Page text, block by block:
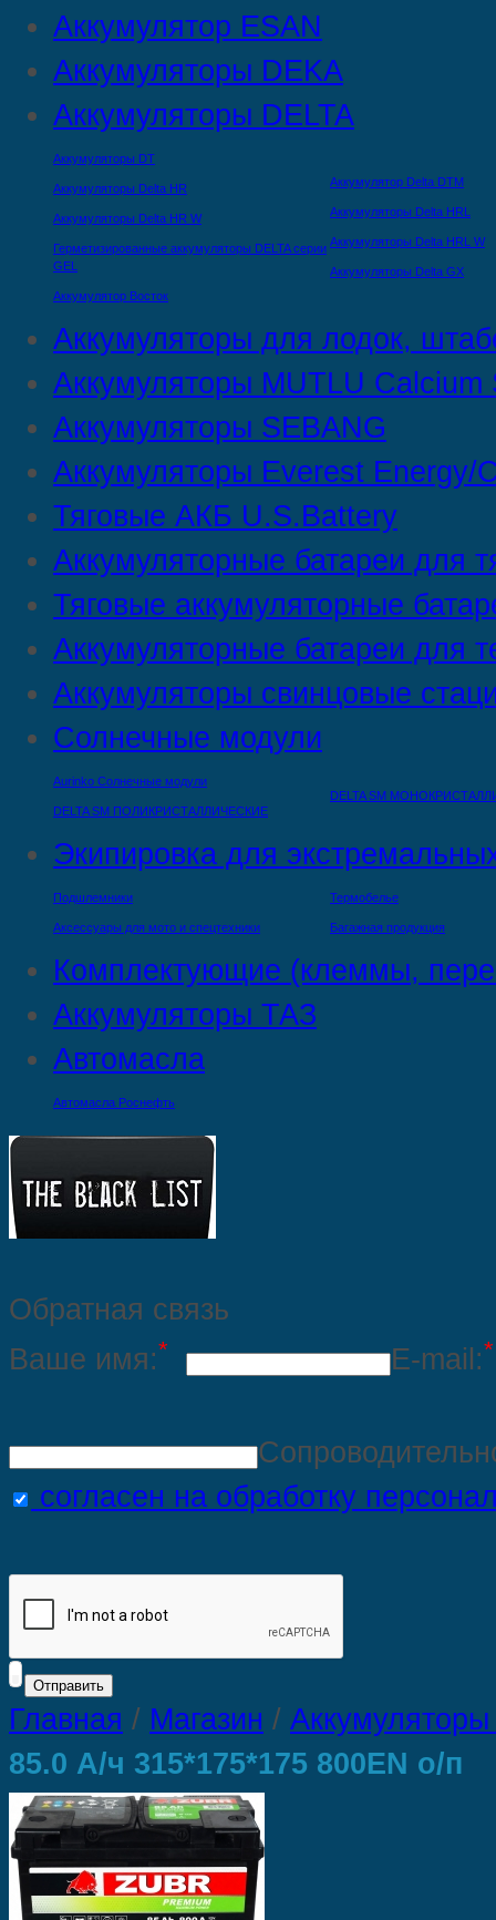
Аккумулятор ESAN
Аккумуляторы DEKA
Аккумуляторы DELTA
Аккумуляторы DT
Аккумуляторы Delta HR
Аккумуляторы Delta HR W
Герметизированные аккумуляторы DELTA серии
GEL
Аккумулятор Восток
Аккумулятор Delta DTМ
Аккумуляторы Delta HRL
Аккумуляторы Delta HRL W
Аккумуляторы Delta GX
Аккумуляторы для лодок,
Аккумуляторы MUTLU Calcium
Аккумуляторы SEBANG
Аккумуляторы Everest Energy/
Тяговые АКБ U.S.Battery
Аккумуляторные батареи для
Тяговые аккумуляторные
Аккумуляторные батареи для
Аккумуляторы свинцовые
Солнечные модули
Aurinko Солнечные модули
DELTA SM ПОЛИКРИСТАЛЛИЧЕСКИЕ
DELTA SM
Экипировка для
Подшлемники
Аксессуары для мото и спецтехники
Термобелье
Багажная продукция
Комплектующие (клеммы,
Аккумуляторы ТАЗ
Автомасла
Автомасла Роснефть
Обратная связь
Ваше имя:* E-mail:*
согласен на обработку
Главная / Магазин /
85.0 А/ч 315*175*175 800EN о/п